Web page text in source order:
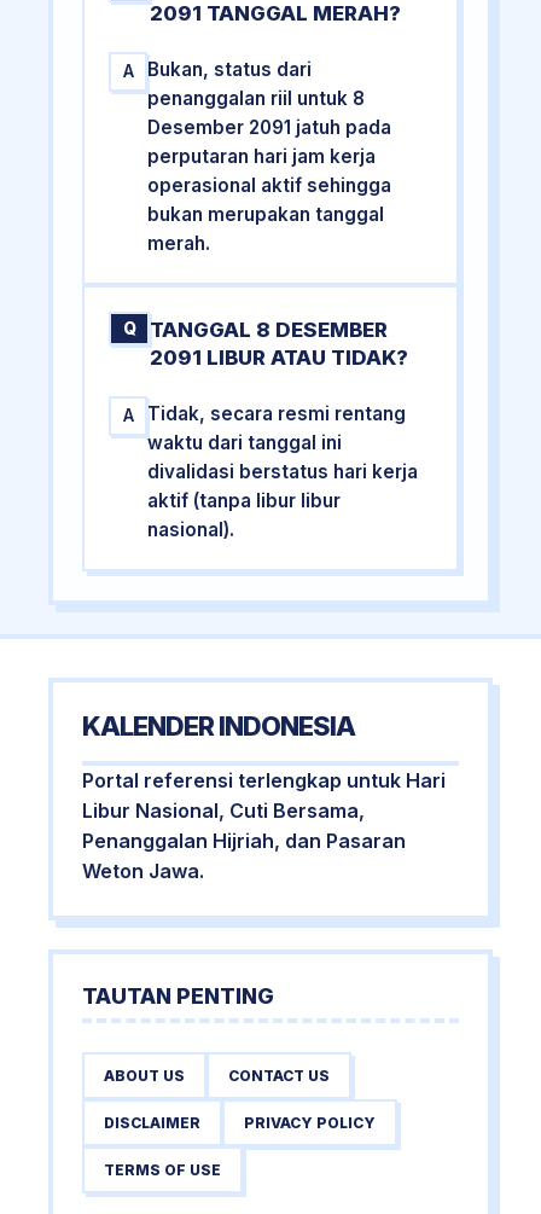
2091 TANGGAL MERAH?
A
Bukan, status dari
penanggalan riil untuk 8
Desember 2091 jatuh pada
perputaran hari jam kerja
operasional aktif sehingga
bukan merupakan tanggal
merah.
Q
TANGGAL 8 DESEMBER
2091 LIBUR ATAU TIDAK?
A
Tidak, secara resmi rentang
waktu dari tanggal ini
divalidasi berstatus hari kerja
aktif (tanpa libur libur
nasional).
KALENDER INDONESIA
Portal referensi terlengkap untuk Hari
Libur Nasional, Cuti Bersama,
Penanggalan Hijriah, dan Pasaran
Weton Jawa.
TAUTAN PENTING
ABOUT US CONTACT US
DISCLAIMER PRIVACY POLICY
TERMS OF USE